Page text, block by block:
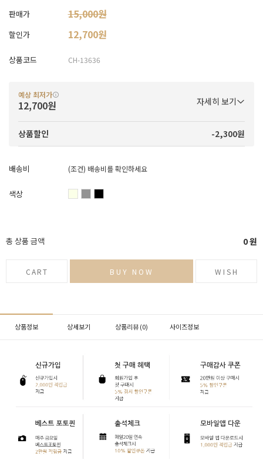
판매가 15,000원
할인가 12,700원
상품코드 CH-13636
예상 최저가
12,700원 자세히 보기
상품할인 -2,300원
배송비 (조건) 배송비를 확인하세요
색상
총 상품 금액 0원
CART BUY NOW WISH
상품정보 상세보기 상품리뷰 (0) 사이즈정보